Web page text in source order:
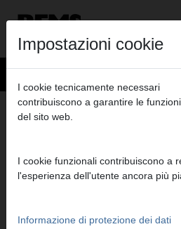
Prodotti>Curvare > Matrici e contromatrici
ACCESSORI PER REMS
SINUS
Impostazioni cookie
I cookie tecnicamente necessari
contribuiscono a garantire le
del sito web.
I cookie funzionali contribuiscono a
l'esperienza dell'utente ancora più
Informazione di protezione dei dati